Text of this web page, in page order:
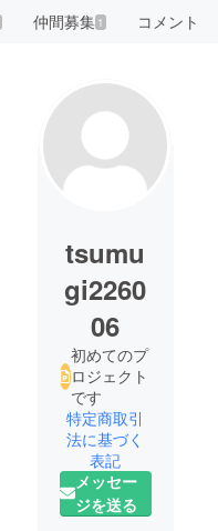
仲間募集 1 コメント
tsumu
gi2260
06
初めてのプ
ロジェクト
です
特定商取引
法に基づく
表記
メッセー
ジを送る